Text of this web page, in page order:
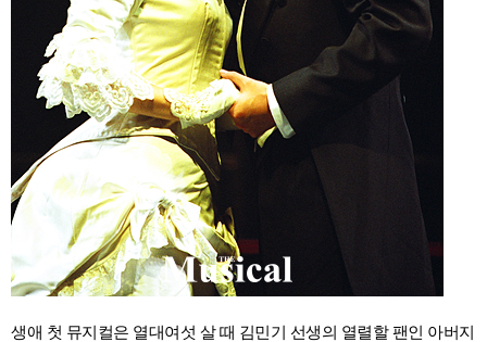
생애 첫 뮤지컬은 열대여섯 살 때 김민기 선생의 열렬할 팬인 아버지